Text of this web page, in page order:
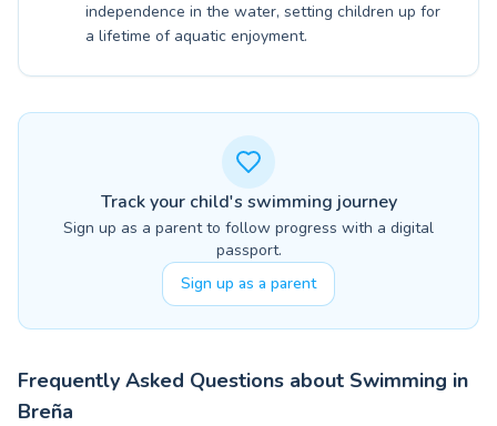
independence in the water, setting children up for
a lifetime of aquatic enjoyment.
Track your child's swimming journey
Sign up as a parent to follow progress with a digital
passport.
Sign up as a parent
Frequently Asked Questions about Swimming in
Breña